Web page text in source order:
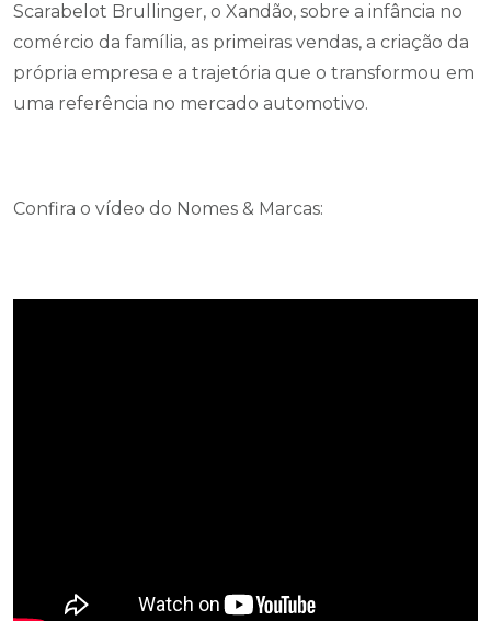
Scarabelot Brullinger, o Xandão, sobre a infância no
comércio da família, as primeiras vendas, a criação da
própria empresa e a trajetória que o transformou em
uma referência no mercado automotivo.
Confira o vídeo do Nomes & Marcas: